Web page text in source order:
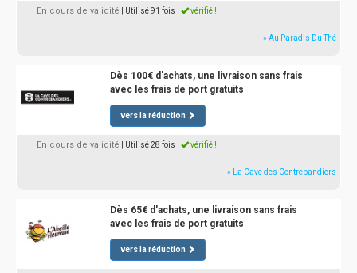
En cours de validité | Utilisé 91 fois vérifié !
» Au Paradis Du Thé
Dès 100€ d'achats, une livraison sans frais
avec les frais de port gratuits
vers la réduction
En cours de validité | Utilisé 28 fois vérifié !
» La Cave des Contrebandiers
Dès 65€ d'achats, une livraison sans frais
avec les frais de port gratuits
vers la réduction